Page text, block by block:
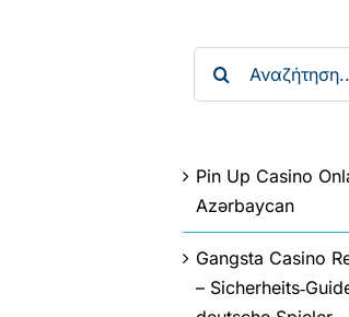
Pin Up Casino
Azərbaycan
Gangsta Casino
–